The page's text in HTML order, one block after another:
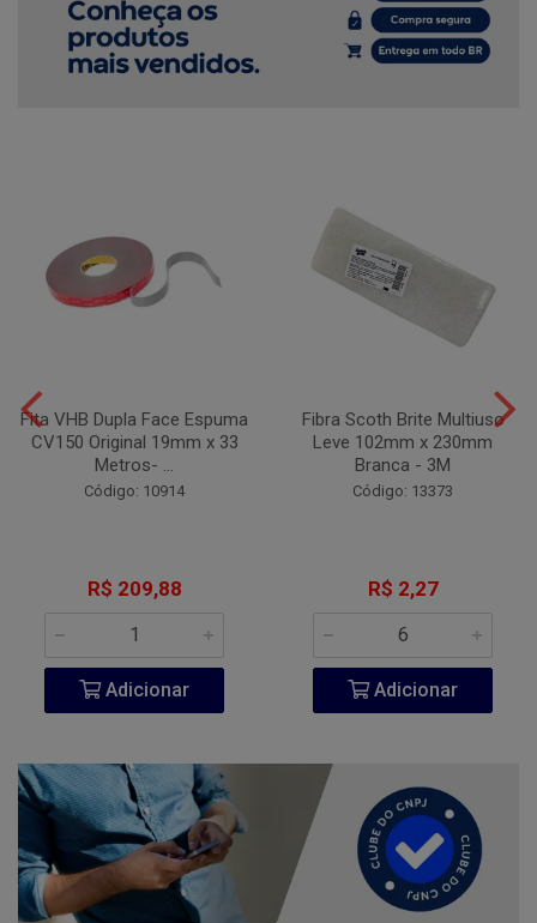
Fita VHB Dupla Face Espuma
CV150 Original 19mm x 33
Metros- ...
Código: 10914
R$ 209,88
Adicionar
Fibra Scoth Brite Multiuso
Leve 102mm x 230mm
Branca - 3M
Código: 13373
R$ 2,27
Adicionar